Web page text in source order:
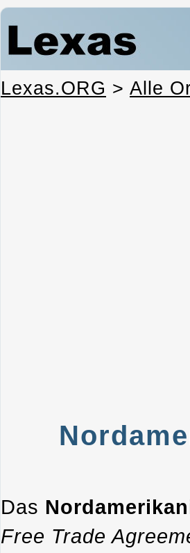
Lexas.ORG > Alle
Das
Free Trade